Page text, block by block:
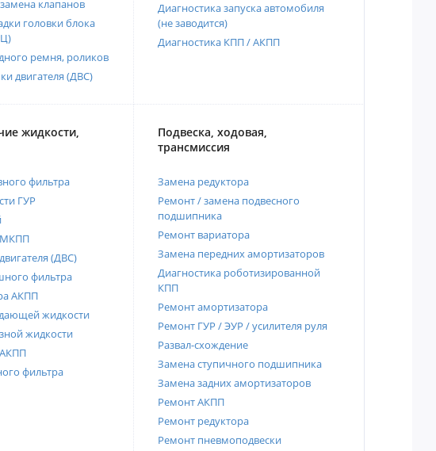
клапанов
головки блока
ремня, роликов
двигателя (ДВС)
Диагностика запуска автомобиля
(не заводится)
Диагностика КПП / АКПП
жидкости,
фильтра
ГУР
МКПП
(ДВС)
фильтра
АКПП
жидкости
жидкости
фильтра
Подвеска, ходовая,
трансмиссия
Замена редуктора
Ремонт / замена подвесного
подшипника
Ремонт вариатора
Замена передних амортизаторов
Диагностика роботизированной
КПП
Ремонт амортизатора
Ремонт ГУР / ЭУР / усилителя руля
Развал-схождение
Замена ступичного подшипника
Замена задних амортизаторов
Ремонт АКПП
Ремонт редуктора
Ремонт пневмоподвески